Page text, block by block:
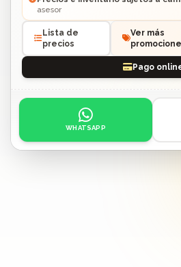
asesor
Lista de
precios
Ver más
Pago
Acciones: contacto por
WHATSAPP